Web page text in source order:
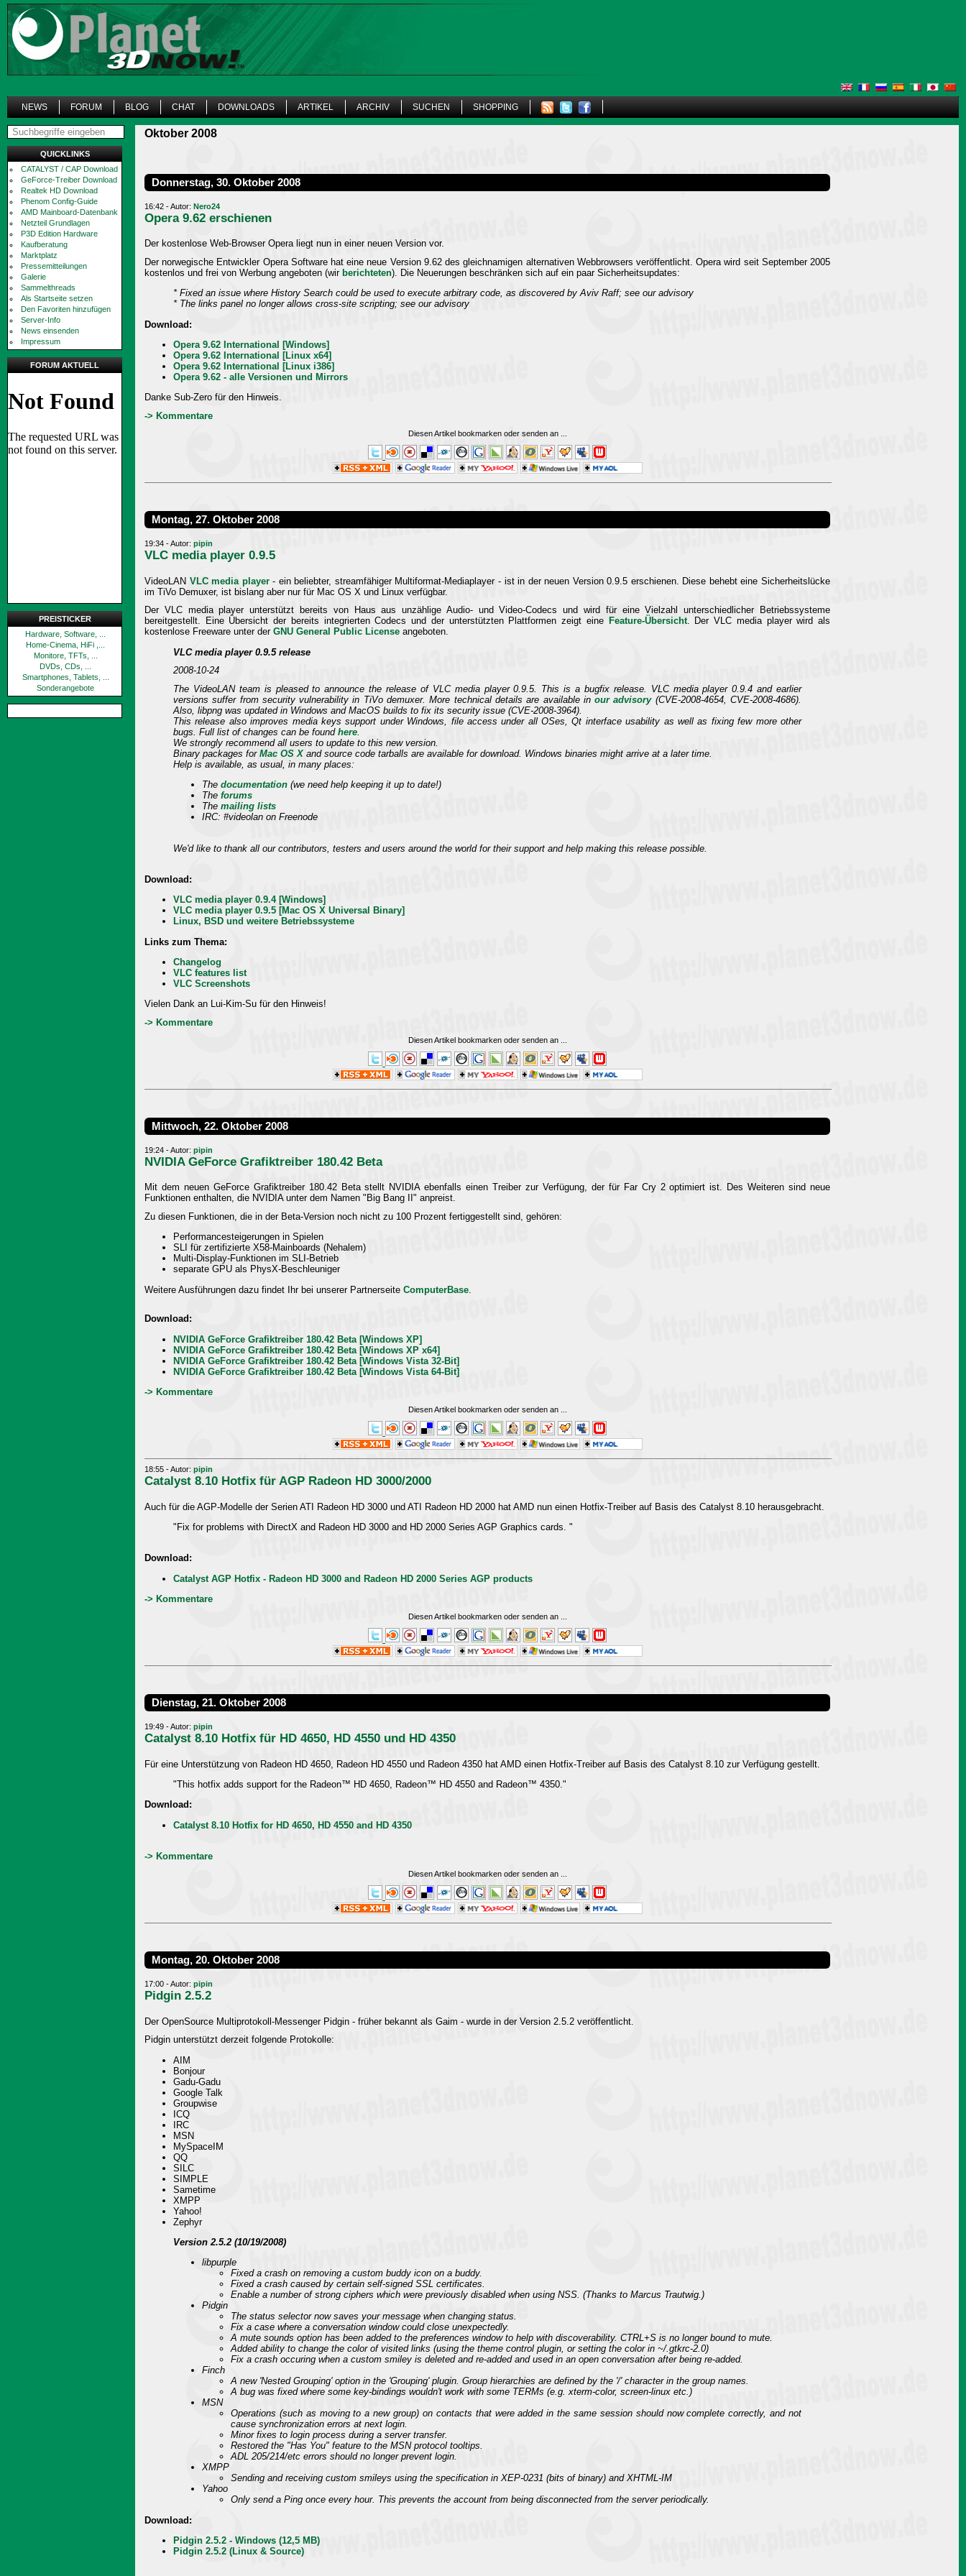
NEWS FORUM BLOG CHAT DOWNLOADS ARTIKEL ARCHIV SUCHEN SHOPPING
QUICKLINKS
CATALYST / CAP Download
GeForce-Treiber Download
Realtek HD Download
Phenom Config-Guide
AMD Mainboard-Datenbank
Netzteil Grundlagen
P3D Edition Hardware
Kaufberatung
Marktplatz
Pressemitteilungen
Galerie
Sammelthreads
Als Startseite setzen
Den Favoriten hinzufügen
Server-Info
News einsenden
Impressum
FORUM AKTUELL
PREISTICKER
Hardware, Software, ...
Home-Cinema, HiFi ,...
Monitore, TFTs, ...
DVDs, CDs, ...
Smartphones, Tablets, ...
Sonderangebote
Oktober 2008
Donnerstag, 30. Oktober 2008
16:42 - Autor: Nero24
Opera 9.62 erschienen
Der kostenlose Web-Browser Opera liegt nun in einer neuen Version vor.
Der norwegische Entwickler Opera Software hat eine neue Version 9.62 des gleichnamigen alternativen Webbrowsers veröffentlicht. Opera wird seit September 2005
kostenlos und frei von Werbung angeboten (wir berichteten). Die Neuerungen beschränken sich auf ein paar Sicherheitsupdates:
* Fixed an issue where History Search could be used to execute arbitrary code, as discovered by Aviv Raff; see our advisory
* The links panel no longer allows cross-site scripting; see our advisory
Download:
Opera 9.62 International [Windows]
Opera 9.62 International [Linux x64]
Opera 9.62 International [Linux i386]
Opera 9.62 - alle Versionen und Mirrors
Danke Sub-Zero für den Hinweis.
-> Kommentare
Diesen Artikel bookmarken oder senden an
Montag, 27. Oktober 2008
19:34 - Autor: pipin
VLC media player 0.9.5
VideoLAN VLC media player- ein beliebter, streamfähiger Multiformat-Mediaplayer - ist in der neuen Version 0.9.5 erschienen. Diese behebt eine Sicherheitslücke
im TiVo Demuxer, ist bislang aber nur für Mac OS X und Linux verfügbar.
Der VLC media player unterstützt bereits von Haus aus unzählige Audio- und Video-Codecs und wird für eine Vielzahl unterschiedlicher Betriebssysteme
bereitgestellt. Eine Übersicht der bereits integrierten Codecs und der unterstützten Plattformen zeigt eine Feature-Übersicht. Der VLC media player wird als
kostenlose Freeware unter der GNU General Public License angeboten.
VLC media player 0.9.5 release
2008-10-24
The VideoLAN team is pleased to announce the release of VLC media player 0.9.5. This is a bugfix release. VLC media player 0.9.4 and earlier
versions suffer from security vulnerability in TiVo demuxer. More technical details are available inour advisory(CVE-2008-4654, CVE-2008-4686).
Also, libpng was updated in Windows and MacOS builds to fix its security issue (CVE-2008-3964).
This release also improves media keys support under Windows, file access under all OSes, Qt interface usability as well as fixing few more other
bugs. Full list of changes can be found here
We strongly recommend all users to update to this new version.
Binary packages for Mac OS X and source code tarballs are available for download. Windows binaries might arrive at a later time.
Help is available, as usual, in many places:
The documentation (we need help keeping it up to date!)
The forums
The mailing lists
IRC: #videolan on Freenode
We'd like to thank all our contributors, testers and users around the world for their support and help making this release possible.
Download:
VLC media player 0.9.4 [Windows]
VLC media player 0.9.5 [Mac OS X Universal Binary]
Linux, BSD und weitere Betriebssysteme
Links zum Thema:
Changelog
VLC features list
VLC Screenshots
Vielen Dank an Lui-Kim-Su für den Hinweis!
-> Kommentare
Diesen Artikel bookmarken oder senden an
Mittwoch, 22. Oktober 2008
19:24 - Autor: pipin
NVIDIA GeForce Grafiktreiber 180.42 Beta
Mit dem neuen GeForce Grafiktreiber 180.42 Beta stellt NVIDIA ebenfalls einen Treiber zur Verfügung, der für Far Cry 2 optimiert ist. Des Weiteren sind neue
Funktionen enthalten, die NVIDIA unter dem Namen "Big Bang II" anpreist.
Zu diesen Funktionen, die in der Beta-Version noch nicht zu 100 Prozent fertiggestellt sind, gehören:
Performancesteigerungen in Spielen
SLI für zertifizierte X58-Mainboards (Nehalem)
Multi-Display-Funktionen im SLI-Betrieb
separate GPU als PhysX-Beschleuniger
Weitere Ausführungen dazu findet Ihr bei unserer Partnerseite ComputerBase
Download:
NVIDIA GeForce Grafiktreiber 180.42 Beta [Windows XP]
NVIDIA GeForce Grafiktreiber 180.42 Beta [Windows XP x64]
NVIDIA GeForce Grafiktreiber 180.42 Beta [Windows Vista 32-Bit]
NVIDIA GeForce Grafiktreiber 180.42 Beta [Windows Vista 64-Bit]
-> Kommentare
Diesen Artikel bookmarken oder senden an
18:55 - Autor: pipin
Catalyst 8.10 Hotfix für AGP Radeon HD 3000/2000
Auch für die AGP-Modelle der Serien ATI Radeon HD 3000 und ATI Radeon HD 2000 hat AMD nun einen Hotfix-Treiber auf Basis des Catalyst 8.10 herausgebracht.
"Fix for problems with DirectX and Radeon HD 3000 and HD 2000 Series AGP Graphics cards. "
Download:
Catalyst AGP Hotfix - Radeon HD 3000 and Radeon HD 2000 Series AGP products
-> Kommentare
Diesen Artikel bookmarken oder senden an
Dienstag, 21. Oktober 2008
19:49 - Autor: pipin
Catalyst 8.10 Hotfix für HD 4650, HD 4550 und HD 4350
Für eine Unterstützung von Radeon HD 4650, Radeon HD 4550 und Radeon 4350 hat AMD einen Hotfix-Treiber auf Basis des Catalyst 8.10 zur Verfügung gestellt.
"This hotfix adds support for the Radeon™ HD 4650, Radeon™ HD 4550 and Radeon™ 4350."
Download:
Catalyst 8.10 Hotfix for HD 4650, HD 4550 and HD 4350
-> Kommentare
Diesen Artikel bookmarken oder senden an
Montag, 20. Oktober 2008
17:00 - Autor: pipin
Pidgin 2.5.2
Der OpenSource Multiprotokoll-Messenger Pidgin - früher bekannt als Gaim - wurde in der Version 2.5.2 veröffentlicht.
Pidgin unterstützt derzeit folgende Protokolle:
AIM
Bonjour
Gadu-Gadu
Google Talk
Groupwise
ICQ
IRC
MSN
MySpaceIM
QQ
SILC
SIMPLE
Sametime
XMPP
Yahoo!
Zephyr
Version 2.5.2 (10/19/2008)
libpurple
Fixed a crash on removing a custom buddy icon on a buddy.
Fixed a crash caused by certain self-signed SSL certificates.
Enable a number of strong ciphers which were previously disabled when using NSS. (Thanks to Marcus Trautwig.)
Pidgin
The status selector now saves your message when changing status.
Fix a case where a conversation window could close unexpectedly.
A mute sounds option has been added to the preferences window to help with discoverability. CTRL+S is no longer bound to mute.
Added ability to change the color of visited links (using the theme control plugin, or setting the color in ~/.gtkrc-2.0)
Fix a crash occuring when a custom smiley is deleted and re-added and used in an open conversation after being re-added.
Finch
A new 'Nested Grouping' option in the 'Grouping' plugin. Group hierarchies are defined by the '/' character in the group names.
A bug was fixed where some key-bindings wouldn't work with some TERMs (e.g. xterm-color, screen-linux etc.)
MSN
Operations (such as moving to a new group) on contacts that were added in the same session should now complete correctly, and not
cause synchronization errors at next login.
Minor fixes to login process during a server transfer.
Restored the "Has You" feature to the MSN protocol tooltips.
ADL 205/214/etc errors should no longer prevent login.
XMPP
Sending and receiving custom smileys using the specification in XEP-0231 (bits of binary) and XHTML-IM
Yahoo
Only send a Ping once every hour. This prevents the account from being disconnected from the server periodically.
Download:
Pidgin 2.5.2 - Windows (12,5 MB)
Pidgin 2.5.2 (Linux & Source)